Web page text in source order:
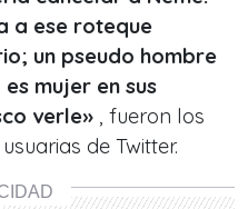
a ese roteque
un pseudo hombre
mujer en sus
verle» , fueron los
de Twitter.